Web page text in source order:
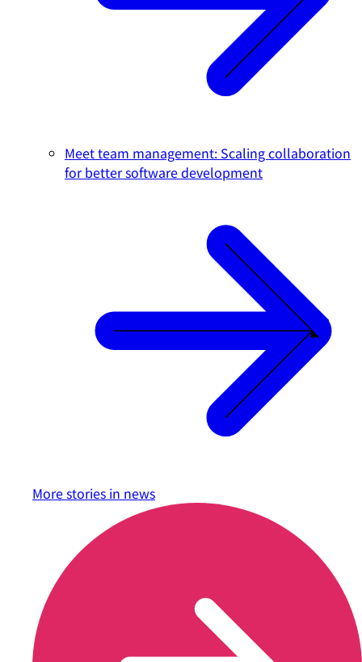
Meet team management: Scaling collaboration
for better software development
More stories in news